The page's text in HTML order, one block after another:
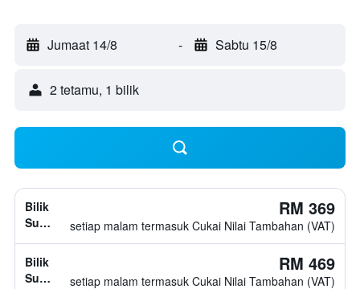
Jumaat 14/8 - Sabtu 15/8
2 tetamu, 1 bilik
Bilik
Superior,
katil
tidak
RM 369
setiap malam termasuk Cukai Nilai Tambahan (VAT)
Bilik
Superior,
RM 469
setiap malam termasuk Cukai Nilai Tambahan (VAT)